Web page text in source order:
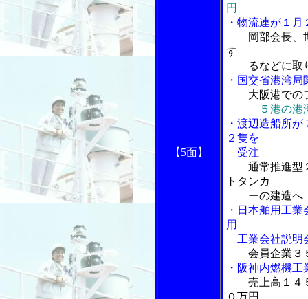
【5面】
円
・物流連が１
岡部会長、
す
るなどに取
・国交省港湾
大阪港での
５港の港
・渡辺造船所
２隻を
受注
通常推進型
トタンカ
ーの建造へ
・日本舶用工
用
工業会社説明
会員企業３
・阪神内燃機
売上高１４
０万円